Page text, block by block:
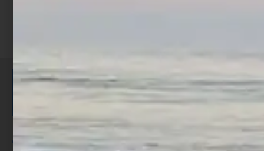
ISCRIVITI E RICEVI 3,50€ DI
SCONTO >
Per ogni acquisto accumuli ulteriori